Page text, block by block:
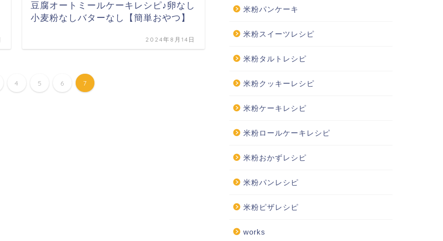
豆腐オートミールケーキレシピ♪卵なし
小麦粉なしバターなし【簡単おやつ】
2024年8月14日
4 5 6 7
米粉パンケーキ
米粉スイーツレシピ
米粉タルトレシピ
米粉クッキーレシピ
米粉ケーキレシピ
米粉ロールケーキレシピ
米粉おかずレシピ
米粉パンレシピ
米粉ピザレシピ
works